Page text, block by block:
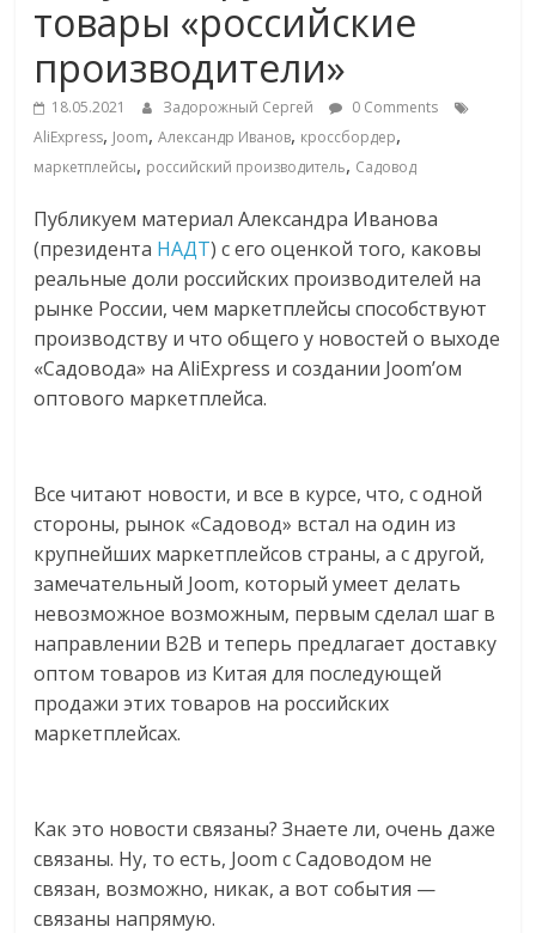
Commerce,
омниканальном
ритейле,
логистике,
технологиях,
соцсетях
онлайн-
сервисах
для
Commerce,
ритейле,
логистике,
технологиях,
соцсетях.
как
знать
как
Сеть
товары «российские
производители»
18.05.2021 Задорожный Сергей
0 Comments
AliExpress, Joom,Александр Иванов, кроссбордер,
маркетплейсы, российский производитель, Садовод
Публикуем материал Александра Иванова
(президента НАДТ) с его оценкой того, каковы
реальные доли российских производителей на
рынке России, чем маркетплейсы способствуют
производству и что общего у новостей о выходе
«Садовода» на AliExpress и создании Joom’ом
оптового маркетплейса.
Все читают новости, и все в курсе, что, с одной
стороны, рынок «Садовод» встал на один из
крупнейших маркетплейсов страны, а с другой,
замечательный Joom, который умеет делать
невозможное возможным, первым сделал шаг в
направлении B2B и теперь предлагает доставку
оптом товаров из Китая для последующей
продажи этих товаров на российских
маркетплейсах.
Как это новости связаны? Знаете ли, очень даже
связаны. Ну, то есть, Joom с Садоводом не
связан, возможно, никак, а вот события —
связаны напрямую.